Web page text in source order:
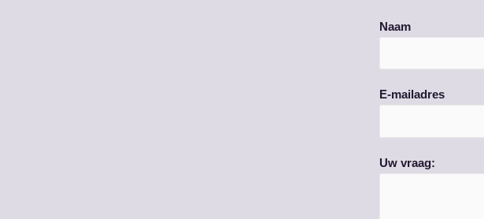
Naam
E-mailadres
Uw vraag: